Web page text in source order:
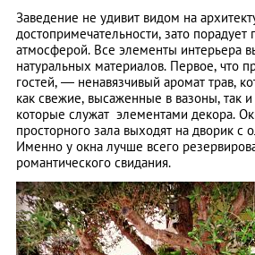
Заведение не удивит видом на
достопримечательности, зато
атмосферой. Все элементы интерьера
натуральных материалов. Первое, что
гостей, — ненавязчивый аромат трав,
как свежие, высаженные в вазоны, так
которые служат элементами декора.
просторного зала выходят на дворик с
Именно у окна лучше всего
романтического свидания.